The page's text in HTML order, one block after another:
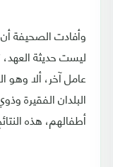
وأفادت الصحيفة
ليست حديثة العهد،
عامل آخر، ألا
البلدان الفقيرة
أطفالهم، هذه